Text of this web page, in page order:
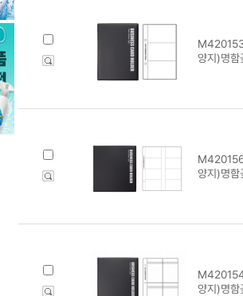
양지)명
양지)명
양지)명